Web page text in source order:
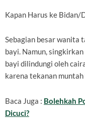
Kapan Harus ke
Sebagian besar wanita
bayi. Namun,
bayi dilindungi oleh
karena tekanan
Baca Juga : Bolehkah
Dicuci?